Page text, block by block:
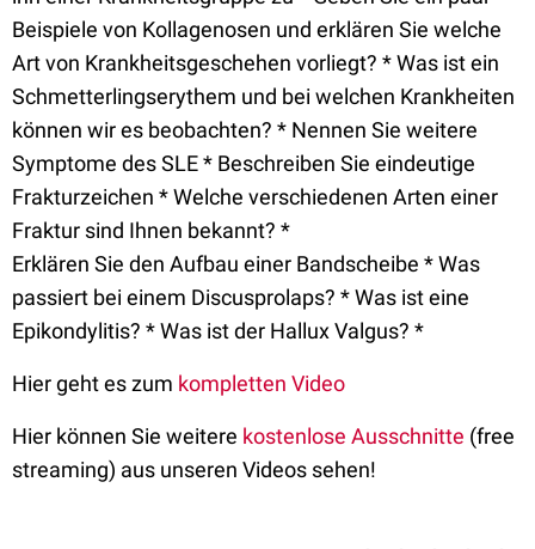
Beispiele von Kollagenosen und erklären Sie welche
Art von Krankheitsgeschehen vorliegt? * Was ist ein
Schmetterlingserythem und bei welchen Krankheiten
können wir es beobachten? * Nennen Sie weitere
Symptome des SLE * Beschreiben Sie eindeutige
Frakturzeichen * Welche verschiedenen Arten einer
Fraktur sind Ihnen bekannt? *
Erklären Sie den Aufbau einer Bandscheibe * Was
passiert bei einem Discusprolaps? * Was ist eine
Epikondylitis? * Was ist der Hallux Valgus? *
Hier geht es zum kompletten Video
Hier können Sie weitere kostenlose Ausschnitte (free
streaming) aus unseren Videos sehen!